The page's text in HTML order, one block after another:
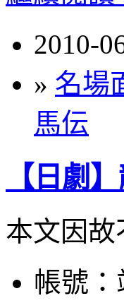
2010-
» 名場
馬伝
【日劇
本文因
帳號